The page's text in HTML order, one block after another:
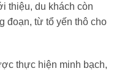
thiệu, du khách còn
đoạn, từ tổ yến thô cho
thực hiện minh bạch,